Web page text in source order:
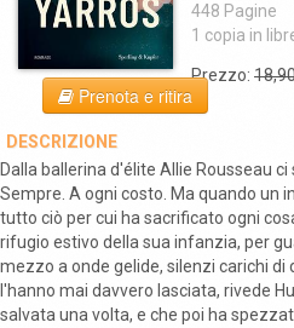
448 Pagine
1 copia in
Prezzo:
Prenota e ritira
DESCRIZIONE
Dalla ballerina d'élite Allie Rousseau
Sempre. A ogni costo. Ma quando un
tutto ciò per cui ha sacrificato ogni
rifugio estivo della sua infanzia, per
mezzo a onde gelide, silenzi carichi
l'hanno mai davvero lasciata, rivede
salvata una volta, e che poi ha